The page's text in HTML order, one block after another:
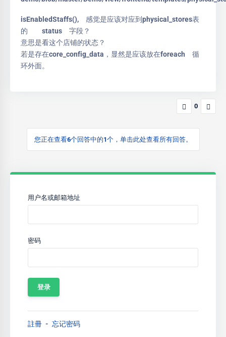
isEnabledStaffs(), 感觉是应该对应到physical_stores表
的 status 字段？
意思是看这个店铺的状态？
若是存在core_config_data，显然是应该放在foreach 循
环外面。
0
您正在查看6个回答中的1个，单击此处查看所有回答。
用户名或邮箱地址
密码
註冊 忘记密码